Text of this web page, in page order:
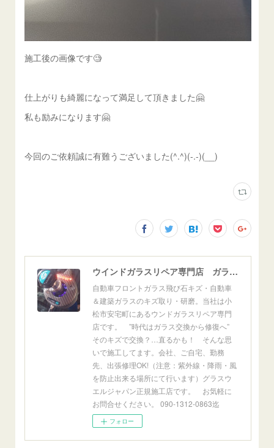
施工後の画像です🧐
仕上がりも綺麗になって満足して頂きました🤗
私も励みになります🤗
今回のご依頼誠に有難うございました(^.^)(-.-)(__)
ウインドガラスリペア専門店 ガラスリペア・ヨシダ グラスウェルドジャパン 正規施工店 小松市
自動車フロントガラス飛び石キズ・自動車
＆建築ガラスのキズ取り・研磨。当社は小
松市安宅町にあるウンドガラスリペア専門
店です。 ”時代はガラス交換から修復へ”
そのキズで交換？…直るかも！ そんな思
いで施工してます。会社、ご自宅、勤務
先、出張修理OK!（注意：紫外線・降雨・風
を防止出来る場所にて行います）グラスウ
エルジャパン正規施工店です。 お気軽に
お問合せください。 090-1312-0863迄
フォロー